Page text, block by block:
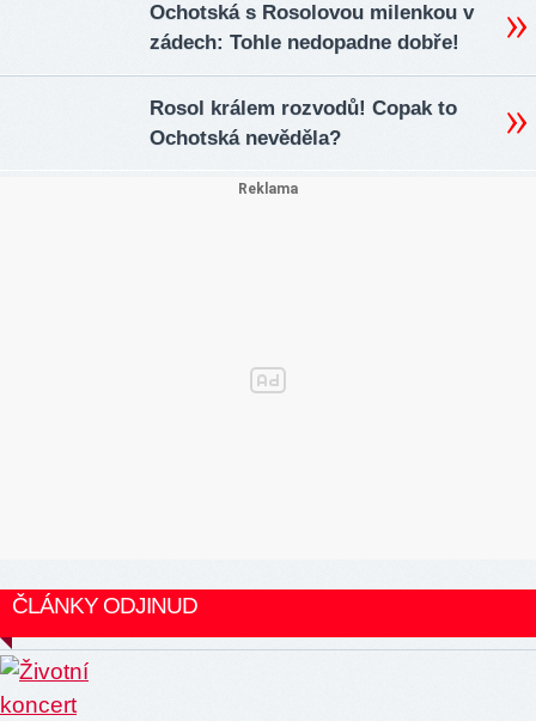
Ochotská s Rosolovou milenkou v
zádech: Tohle nedopadne dobře!
Rosol králem rozvodů! Copak to
Ochotská nevěděla?
ČLÁNKY ODJINUD